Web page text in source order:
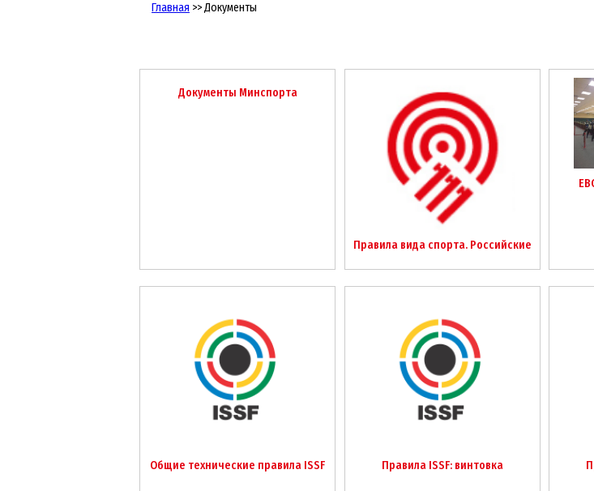
Главная >> Документы
Документы Минспорта
Правила вида спорта. Российские
Общие технические правила ISSF Правила ISSF: винтовка